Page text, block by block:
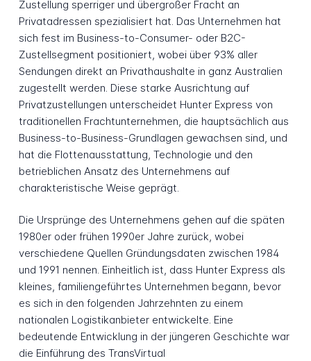
Zustellung sperriger und übergroßer Fracht an
Privatadressen spezialisiert hat. Das Unternehmen hat
sich fest im Business-to-Consumer- oder B2C-
Zustellsegment positioniert, wobei über 93% aller
Sendungen direkt an Privathaushalte in ganz Australien
zugestellt werden. Diese starke Ausrichtung auf
Privatzustellungen unterscheidet Hunter Express von
traditionellen Frachtunternehmen, die hauptsächlich aus
Business-to-Business-Grundlagen gewachsen sind, und
hat die Flottenausstattung, Technologie und den
betrieblichen Ansatz des Unternehmens auf
charakteristische Weise geprägt.
Die Ursprünge des Unternehmens gehen auf die späten
1980er oder frühen 1990er Jahre zurück, wobei
verschiedene Quellen Gründungsdaten zwischen 1984
und 1991 nennen. Einheitlich ist, dass Hunter Express als
kleines, familiengeführtes Unternehmen begann, bevor
es sich in den folgenden Jahrzehnten zu einem
nationalen Logistikanbieter entwickelte. Eine
bedeutende Entwicklung in der jüngeren Geschichte war
die Einführung des TransVirtual